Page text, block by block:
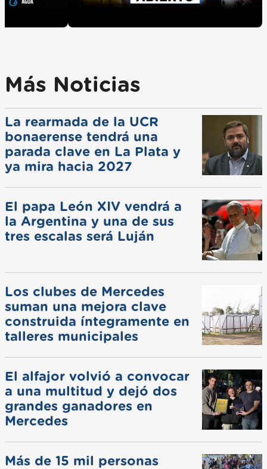
Más Noticias
La rearmada de la UCR
bonaerense tendrá una
parada clave en La Plata y
ya mira hacia 2027
El papa León XIV vendrá a
la Argentina y una de sus
tres escalas será Luján
Los clubes de Mercedes
suman una mejora clave
construida íntegramente en
talleres municipales
El alfajor volvió a convocar
a una multitud y dejó dos
grandes ganadores en
Mercedes
Más de 15 mil personas